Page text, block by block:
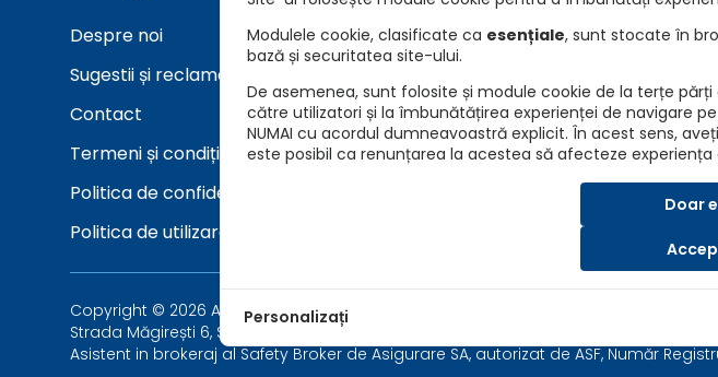
Despre noi
Sugestii și reclamații
Contact
Termeni și condiții
Politica de confidențialitate
Politica de utilizare cookie-uri
Asigurare RCA
Copyright © 2026 Asigurari AutoKarma - Auto Vida Tech SRL, Nr. Reg. Com.: J40/7173/
Strada Măgirești 6, Sector 1, București 010926, România, Email:
Asistent in brokeraj al Safety Broker de Asigurare SA, autorizat de ASF, Număr
Modulele cookie, clasificate ca esențiale, sunt stocate în
bază și securitatea site-ului.
De asemenea, sunt folosite și module cookie de la terțe
către utilizatori și la îmbunătățirea experienței de navigare
NUMAI cu acordul dumneavoastră explicit. În acest sens,
este posibil ca renunțarea la acestea să afecteze
Doar
Personalizați